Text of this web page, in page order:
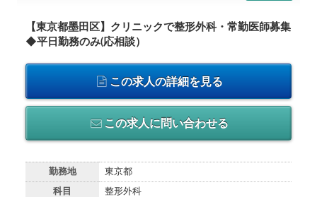
【東京都墨田区】クリニックで整形外科・常勤医師募集
◆平日勤務のみ(応相談）
この求人の詳細を見る
この求人に問い合わせる
勤務地 東京都
科目 整形外科